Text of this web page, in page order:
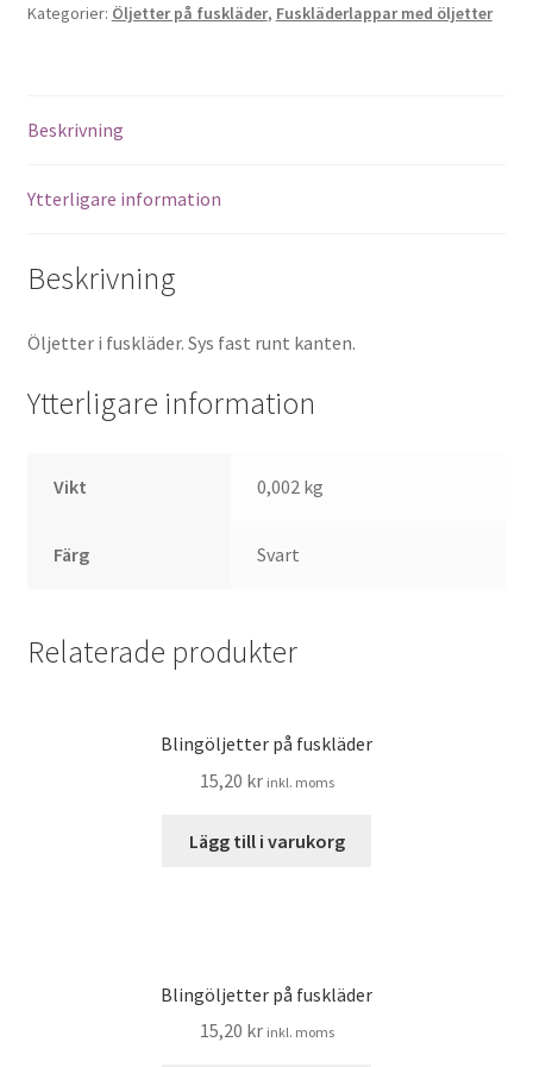
mängd
Kategorier: Öljetter på fuskläder, Fuskläderlappar med öljetter
Beskrivning
Ytterligare information
Beskrivning
Öljetter i fuskläder. Sys fast runt kanten.
Ytterligare information
Vikt 0,002 kg
Färg Svart
Relaterade produkter
Blingöljetter på fuskläder
15,20 kr inkl. moms
Lägg till i varukorg
Blingöljetter på fuskläder
15,20 kr inkl. moms